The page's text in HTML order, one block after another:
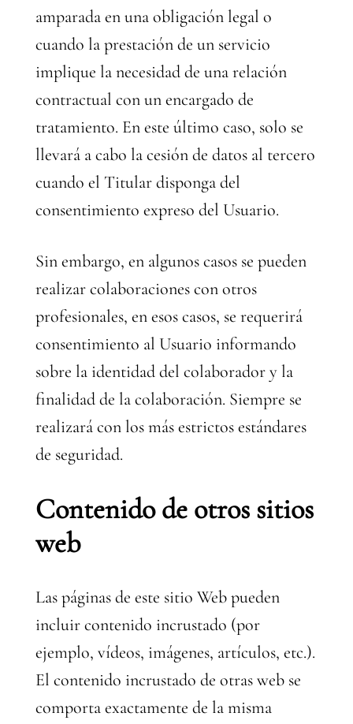
amparada en una obligación legal o
cuando la prestación de un servicio
implique la necesidad de una relación
contractual con un encargado de
tratamiento. En este último caso, solo se
llevará a cabo la cesión de datos al tercero
cuando el Titular disponga del
consentimiento expreso del Usuario.
Sin embargo, en algunos casos se pueden
realizar colaboraciones con otros
profesionales, en esos casos, se requerirá
consentimiento al Usuario informando
sobre la identidad del colaborador y la
finalidad de la colaboración. Siempre se
realizará con los más estrictos estándares
de seguridad.
Contenido de otros sitios
web
Las páginas de este sitio Web pueden
incluir contenido incrustado (por
ejemplo, vídeos, imágenes, artículos, etc.).
El contenido incrustado de otras web se
comporta exactamente de la misma